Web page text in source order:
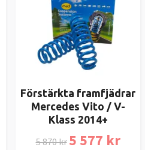
Förstärkta framfjädrar
Mercedes Vito / V-
Klass 2014+
5 870 kr 5 577 kr